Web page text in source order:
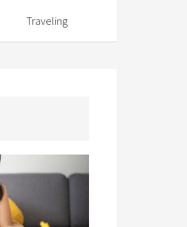
Traveling